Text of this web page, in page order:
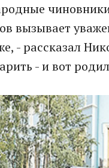
вызывает
- рассказал
- и вот